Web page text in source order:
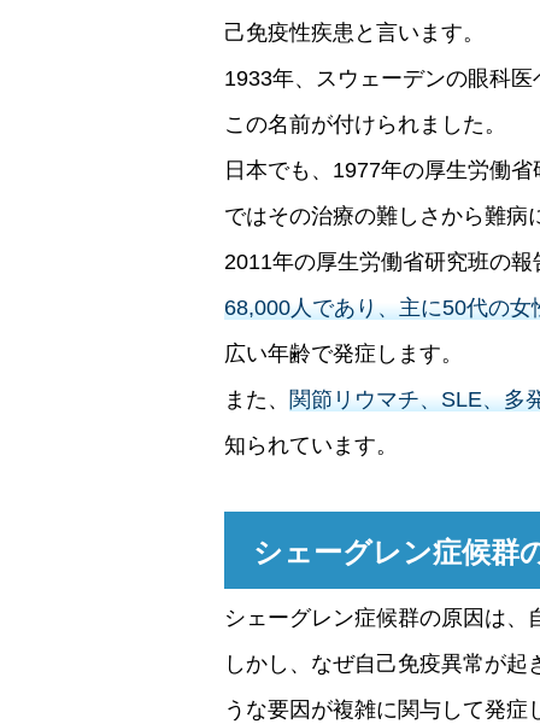
己免疫性疾患と言います。
1933年、スウェーデンの眼科
この名前が付けられました。
日本でも、1977年の厚生労働
ではその治療の難しさから難病
2011年の厚生労働省研究班の
68,000人であり、主に50代の女
広い年齢で発症します。
また、 関節リウマチ、SLE、多
知られています。
シェーグレン症候群
シェーグレン症候群の原因は、
しかし、なぜ自己免疫異常が
うな要因が複雑に関与して発